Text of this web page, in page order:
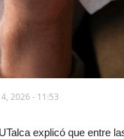
4, 2026 - 11:53
explicó que entre